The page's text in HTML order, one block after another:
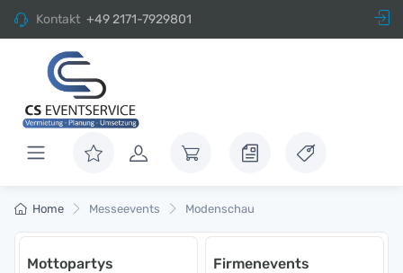
Kontakt +49 2171-7929801
Home Messeevents Modenschau
Mottopartys Firmenevents